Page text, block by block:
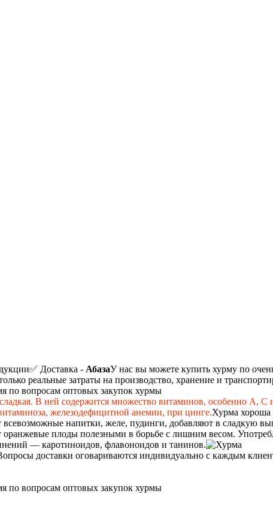
✅ Доставка - АбазаУ нас вы можете купить хурму по
реальные затраты на производство, хранение и
по вопросам оптовых закупок хурмы
В ней содержится множество витаминов, особенно А,
железодефицитной анемии, при цинге.Хурма хороша
всевозможные напитки, желе, пудинги, добавляют в сладкую
оранжевые плоды полезными в борьбе с лишним весом.
— каротиноидов, флавоноидов и танинов.
доставки оговариваются индивидуально с каждым
по вопросам оптовых закупок хурмы